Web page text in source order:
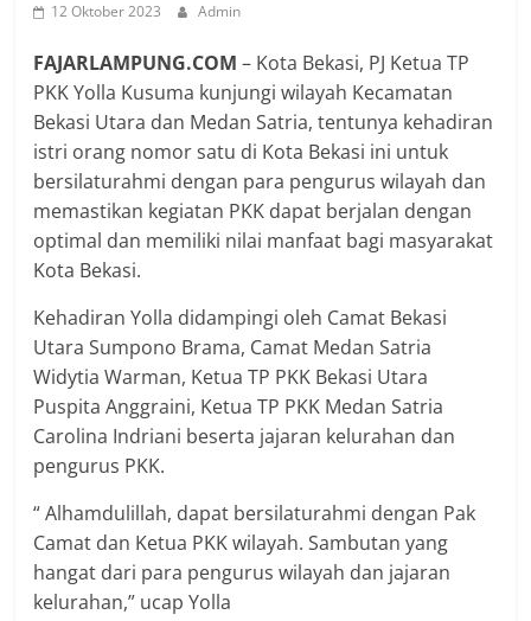
12 Oktober 2023 Admin
FAJARLAMPUNG.COM– Kota Bekasi, PJ Ketua TP
PKK Yolla Kusuma kunjungi wilayah Kecamatan
Bekasi Utara dan Medan Satria, tentunya kehadiran
istri orang nomor satu di Kota Bekasi ini untuk
bersilaturahmi dengan para pengurus wilayah dan
memastikan kegiatan PKK dapat berjalan dengan
optimal dan memiliki nilai manfaat bagi masyarakat
Kota Bekasi.
Kehadiran Yolla didampingi oleh Camat Bekasi
Utara Sumpono Brama, Camat Medan Satria
Widytia Warman, Ketua TP PKK Bekasi Utara
Puspita Anggraini, Ketua TP PKK Medan Satria
Carolina Indriani beserta jajaran kelurahan dan
pengurus PKK.
“ Alhamdulillah, dapat bersilaturahmi dengan Pak
Camat dan Ketua PKK wilayah. Sambutan yang
hangat dari para pengurus wilayah dan jajaran
kelurahan,” ucap Yolla